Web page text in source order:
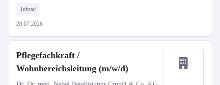
Jobrad
28.07.2026
Pflegefachkraft /
Wohnbereichsleitung (m/w/d)